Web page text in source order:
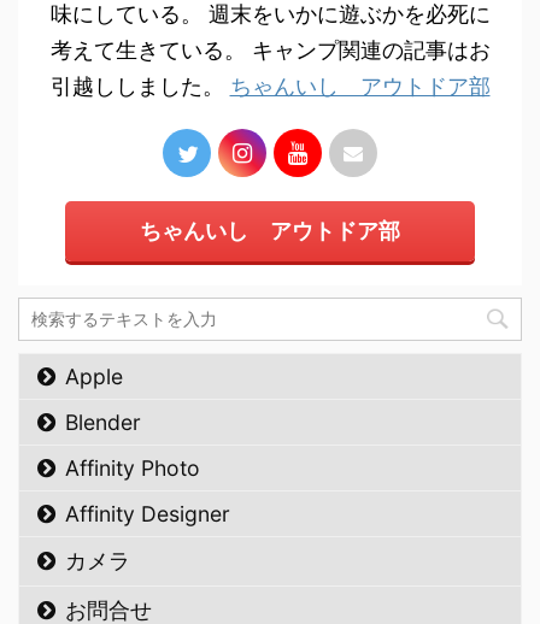
味にしている。 週末をいかに遊ぶかを必死に
考えて生きている。 キャンプ関連の記事はお
引越ししました。 ちゃんいし アウトドア部
ちゃんいし アウトドア部
Apple
Blender
Affinity Photo
Affinity Designer
カメラ
お問合せ